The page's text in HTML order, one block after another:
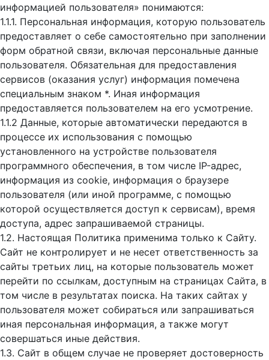
информацией пользователя» понимаются:
1.1.1. Персональная информация, которую пользователь
предоставляет о себе самостоятельно при заполнении
форм обратной связи, включая персональные данные
пользователя. Обязательная для предоставления
сервисов (оказания услуг) информация помечена
специальным знаком *. Иная информация
предоставляется пользователем на его усмотрение.
1.1.2 Данные, которые автоматически передаются в
процессе их использования с помощью
установленного на устройстве пользователя
программного обеспечения, в том числе IP-адрес,
информация из cookie, информация о браузере
пользователя (или иной программе, с помощью
которой осуществляется доступ к cервисам), время
доступа, адрес запрашиваемой страницы.
1.2. Настоящая Политика применима только к Сайту.
Сайт не контролирует и не несет ответственность за
сайты третьих лиц, на которые пользователь может
перейти по ссылкам, доступным на страницах Сайта, в
том числе в результатах поиска. На таких сайтах у
пользователя может собираться или запрашиваться
иная персональная информация, а также могут
совершаться иные действия.
1.3. Сайт в общем случае не проверяет достоверность